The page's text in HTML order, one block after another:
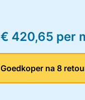
€ 420,65 per
Goedkoper na 8